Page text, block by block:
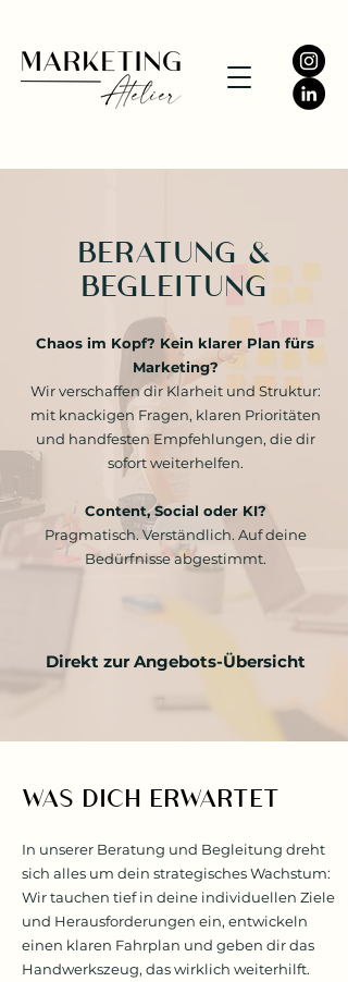
BERATUNG &
BEGLEITUNG
Chaos im Kopf? Kein klarer Plan fürs
Marketing?
Wir verschaffen dir Klarheit und Struktur:
mit knackigen Fragen, klaren Prioritäten
und handfesten Empfehlungen, die dir
sofort weiterhelfen.
Content, Social oder KI?
Pragmatisch. Verständlich. Auf deine
Bedürfnisse abgestimmt.
Direkt zur Angebots-Übersicht
WAS DICH ERWARTET
In unserer Beratung und Begleitung dreht
sich alles um dein strategisches Wachstum:
Wir tauchen tief in deine individuellen Ziele
und Herausforderungen ein, entwickeln
einen klaren Fahrplan und geben dir das
Handwerkszeug, das wirklich weiterhilft.